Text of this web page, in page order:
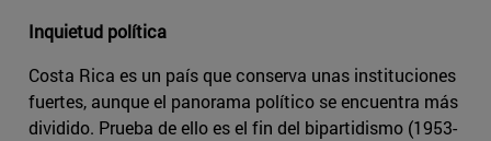
Inquietud política
Costa Rica es un país que conserva unas instituciones
fuertes, aunque el panorama político se encuentra más
dividido. Prueba de ello es el fin del bipartidismo (1953-